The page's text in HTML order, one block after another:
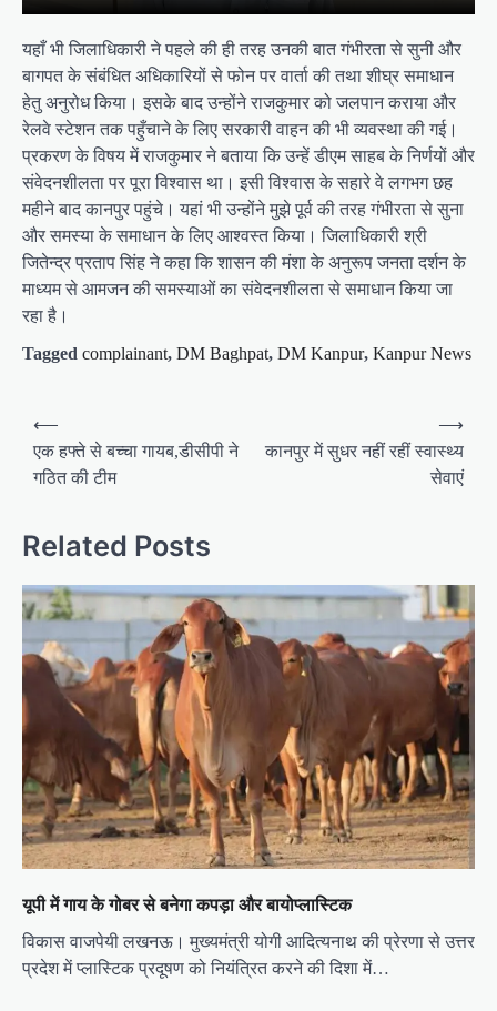
यहाँ भी जिलाधिकारी ने पहले की ही तरह उनकी बात गंभीरता से सुनी और
बागपत के संबंधित अधिकारियों से फोन पर वार्ता की तथा शीघ्र समाधान
हेतु अनुरोध किया। इसके बाद उन्होंने राजकुमार को जलपान कराया और
रेलवे स्टेशन तक पहुँचाने के लिए सरकारी वाहन की भी व्यवस्था की गई।
प्रकरण के विषय में राजकुमार ने बताया कि उन्हें डीएम साहब के निर्णयों और
संवेदनशीलता पर पूरा विश्वास था। इसी विश्वास के सहारे वे लगभग छह
महीने बाद कानपुर पहुंचे। यहां भी उन्होंने मुझे पूर्व की तरह गंभीरता से सुना
और समस्या के समाधान के लिए आश्वस्त किया। जिलाधिकारी श्री
जितेन्द्र प्रताप सिंह ने कहा कि शासन की मंशा के अनुरूप जनता दर्शन के
माध्यम से आमजन की समस्याओं का संवेदनशीलता से समाधान किया जा
रहा है।
Tagged complainant, DM Baghpat, DM Kanpur, Kanpur News
o
n
a
v
i
g
a
t
i
o
n
⟵
एक हफ्ते से बच्चा गायब,डीसीपी ने
गठित की टीम
कानपुर में सुधर नहीं रहीं स्वास्थ्य
सेवाएं
⟶
Related Posts
यूपी में गाय के गोबर से बनेगा कपड़ा और बायोप्लास्टिक
विकास वाजपेयी लखनऊ। मुख्यमंत्री योगी आदित्यनाथ की प्रेरणा से उत्तर
प्रदेश में प्लास्टिक प्रदूषण को नियंत्रित करने की दिशा में…